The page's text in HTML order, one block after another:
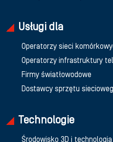
Usługi dla
Operatorzy sieci
Operatorzy infrastruktury
Firmy światłowodowe
Dostawcy sprzętu
Technologie
Środowisko 3D i